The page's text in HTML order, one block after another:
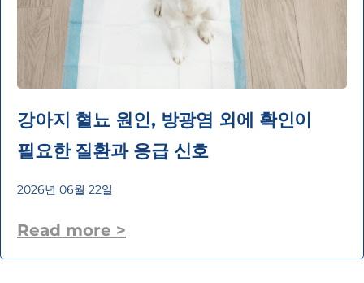
강아지 혈뇨 원인, 방광염 외에 확인이
필요한 질환과 응급 신호
2026년 06월 22일
Read more >